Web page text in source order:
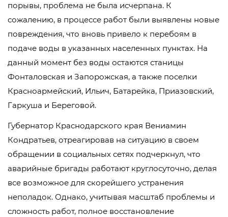
порывы, проблема не была исчерпана. К
сожалению, в процессе работ были выявлены новые
повреждения, что вновь привело к перебоям в
подаче воды в указанных населенных пунктах. На
данный момент без воды остаются станицы
Фонталовская и Запорожская, а также поселки
Красноармейский, Ильич, Батарейка, Приазовский,
Гаркуша и Береговой.
Губернатор Краснодарского края Вениамин
Кондратьев, отреагировав на ситуацию в своем
обращении в социальных сетях подчеркнул, что
аварийные бригады работают круглосуточно, делая
все возможное для скорейшего устранения
неполадок. Однако, учитывая масштаб проблемы и
сложность работ, полное восстановление